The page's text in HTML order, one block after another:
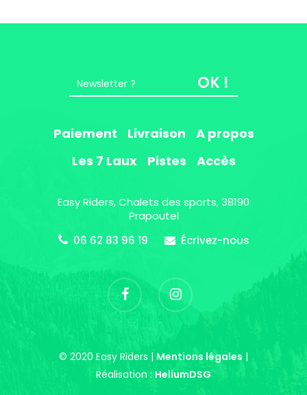
OK !
Paiement Livraison
A propos
Les 7 Laux
Pistes Accès
Easy Riders, Chalets des sports, 38190
Prapoutel
06 62 83 96 19
Écrivez-nous
© 2020 Easy Riders | Mentions légales |
Réalisation : HeliumDSG